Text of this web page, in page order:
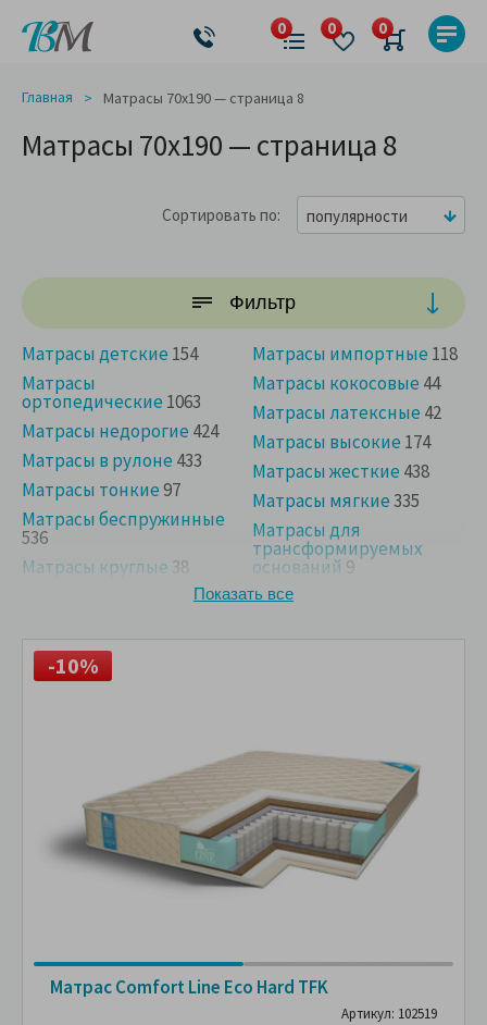
Главная Матрасы 70x190 — страница 8
Матрасы 70x190 — страница 8
Сортировать по популярности
Фильтр
Матрасы детские 154
Матрасы
ортопедические 1063
Матрасы недорогие 424
Матрасы в рулоне 433
Матрасы тонкие97
Матрасы беспружинные
536
Матрасы круглые 38
Матрасы импортные 118
Матрасы кокосовые 44
Матрасы латексные 42
Матрасы высокие 174
Матрасы жесткие 438
Матрасы мягкие335
Матрасы для
трансформируемых
оснований 9
Показать все
-10%
Матрас Comfort Line Eco Hard TFK
Артикул: 102519